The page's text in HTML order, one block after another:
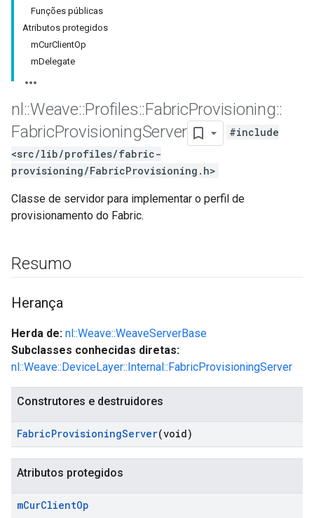
Funções públicas
Atributos protegidos
mCurClientOp
mDelegate
nl ::Weave::Profiles::FabricProvisioning::
FabricProvisioningServer
#include
<src/lib/profiles/fabric-
provisioning/FabricProvisioning.h>
Classe de servidor para implementar o perfil de
provisionamento do Fabric.
Resumo
Herança
Herda de: nl::Weave::WeaveServerBase
Subclasses conhecidas diretas:
nl::Weave::DeviceLayer::Internal::FabricProvisioningServer
Construtores e destruidores
FabricProvisioningServer(void)
Atributos protegidos
mCurClientOp